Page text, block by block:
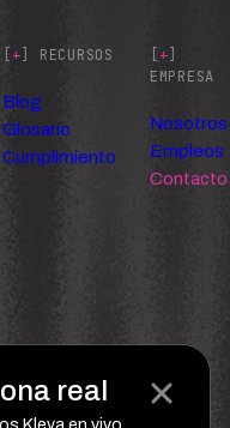
real
[+] RECURSOS
Blog
Glosario
Cumplimiento
[+]
EMPRESA
Nosotros
Empleos
Contacto